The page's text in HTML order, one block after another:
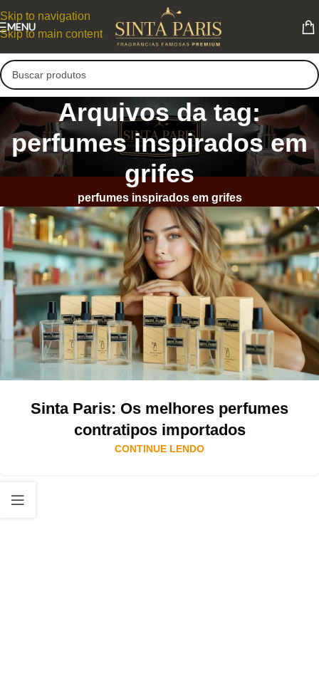
Skip to navigation
Skip to main content
MENU
Arquivos da tag:
perfumes inspirados em
grifes
perfumes inspirados em grifes
Sinta Paris: Os melhores perfumes
contratipos importados
CONTINUE LENDO